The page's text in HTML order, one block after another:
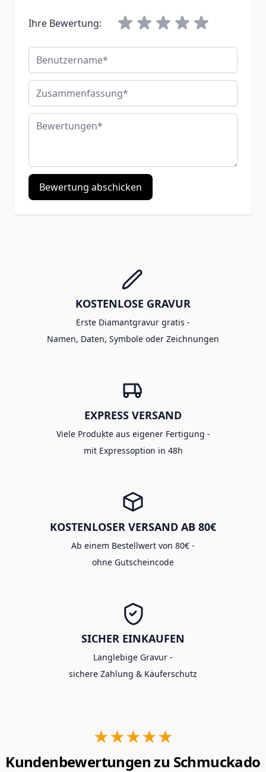
Ihre Bewertung:
Benutzername
Zusammenfassung
Bewertungen
Bewertung abschicken
KOSTENLOSE GRAVUR
Erste Diamantgravur gratis -
Namen, Daten, Symbole oder Zeichnungen
EXPRESS VERSAND
Viele Produkte aus eigener Fertigung -
mit Expressoption in 48h
KOSTENLOSER VERSAND AB 80€
Ab einem Bestellwert von 80€ -
ohne Gutscheincode
SICHER EINKAUFEN
Langlebige Gravur -
sichere Zahlung & Käuferschutz
★★★★★
Kundenbewertungen zu Schmuckado